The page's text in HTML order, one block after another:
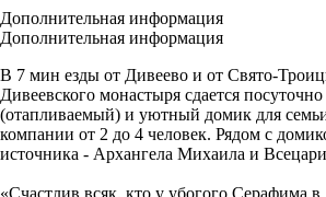
Дополнительная информация
Дополнительная информация
В 7 мин езды от Дивеево и от Свято-
Дивеевского монастыря сдается
(отапливаемый) и уютный домик для
компании от 2 до 4 человек. Рядом с
источника - Архангела Михаила и
«Счастлив всяк, кто у убогого Серафима в